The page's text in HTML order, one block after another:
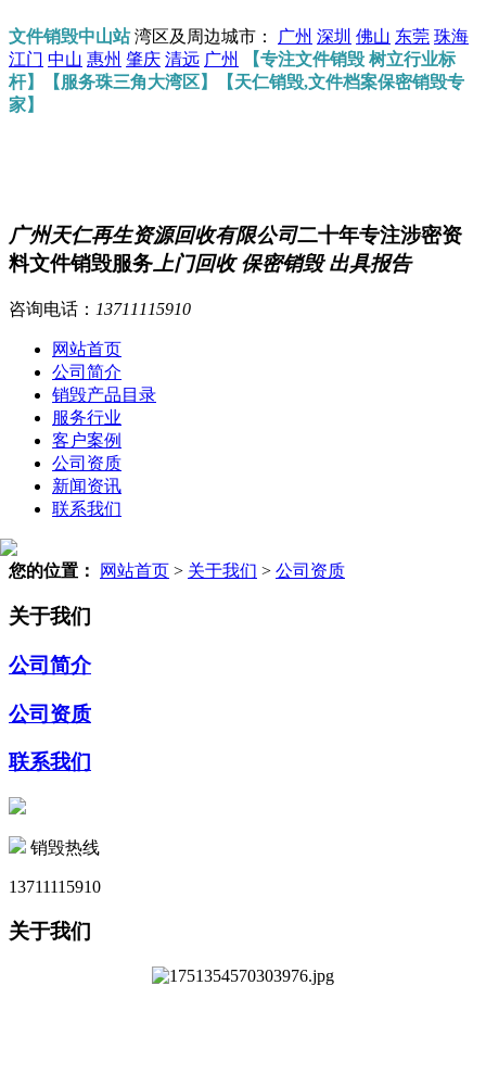
文件销毁中山站湾区及周边城市： 广州 深圳 佛山 东莞 珠海
江门 中山 惠州 肇庆 清远 广州
【专注文件销毁 树立行业标
杆】【服务珠三角大湾区】【天仁销毁,文件档案保密销毁专
家】
广州天仁再生资源回收有限公司二十年专注涉密资
料文件销毁服务 上门回收 保密销毁 出具报告
咨询电话： 13711115910
网站首页
公司简介
销毁产品目录
服务行业
客户案例
公司资质
新闻资讯
联系我们
您的位置： 网站首页 > 关于我们 > 公司资质
关于我们
公司简介
公司资质
联系我们
销毁热线
13711115910
关于我们